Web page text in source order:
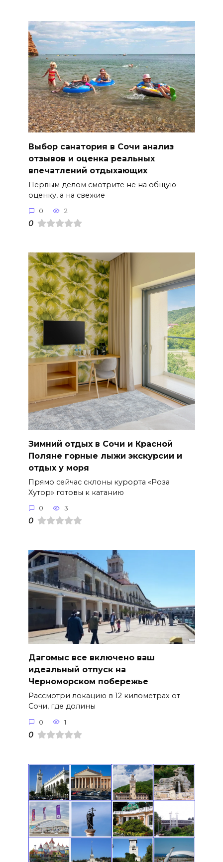
Выбор санатория в Сочи анализ
отзывов и оценка реальных
впечатлений отдыхающих
Первым делом смотрите не на общую
оценку, а на свежие
0 2
0
Зимний отдых в Сочи и Красной
Поляне горные лыжи экскурсии и
отдых у моря
Прямо сейчас склоны курорта «Роза
Хутор» готовы к катанию
0 3
0
Дагомыс все включено ваш
идеальный отпуск на
Черноморском побережье
Рассмотри локацию в 12 километрах от
Сочи, где долины
0 1
0